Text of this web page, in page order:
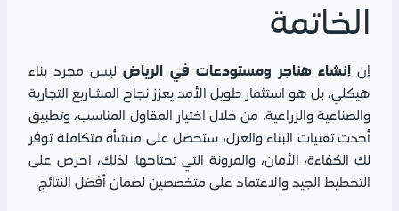
الخاتمة
إنإنشاء هناجر ومستودعات في الرياضليس مجرد بناء
هيكلي، بل هو استثمار طويل الأمد يعزز نجاح المشاريع التجارية
والصناعية والزراعية. من خلال اختيار المقاول المناسب، وتطبيق
أحدث تقنيات البناء والعزل، ستحصل على منشأة متكاملة توفر
لك الكفاءة، الأمان، والمرونة التي تحتاجها. لذلك، احرص على
التخطيط الجيد والاعتماد على متخصصين لضمان أفضل النتائج.